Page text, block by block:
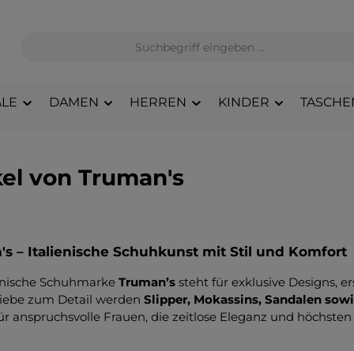
DAMEN HERREN KINDER
von Truman's
– Italienische Schuhkunst mit Stil und Komfort
Schuhmarke Truman’s steht für exklusive Designs,
zum Detail werden Slipper, Mokassins, Sandalen
anspruchsvolle Frauen, die zeitlose Eleganz und